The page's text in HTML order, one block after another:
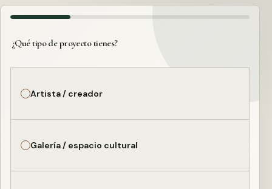
¿Qué tipo de proyecto tienes?
Artista / creador
Galería / espacio cultural